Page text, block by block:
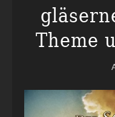
Theme